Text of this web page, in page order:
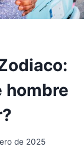
hombre
de 2025